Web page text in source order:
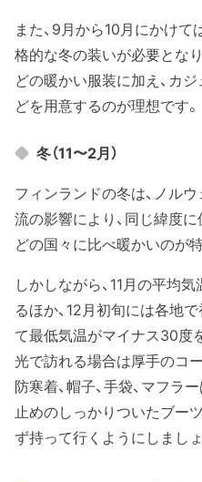
また、9月から10月にかけ
格的な冬の装いが必要とな
どの暖かい服装に加え、カ
どを用意するのが理想です。
冬（11〜2月）
フィンランドの冬は、ノル
流の影響により、同じ緯度
どの国々に比べ暖かいのが特
しかしながら、11月の平均
るほか、12月初旬には各地
て最低気温がマイナス30度
光で訪れる場合は厚手のコ
防寒着、帽子、手袋、マフラ
止めのしっかりついたブー
ず持って行くようにしましょ